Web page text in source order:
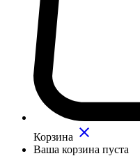
Корзина close
Ваша корзина пуста